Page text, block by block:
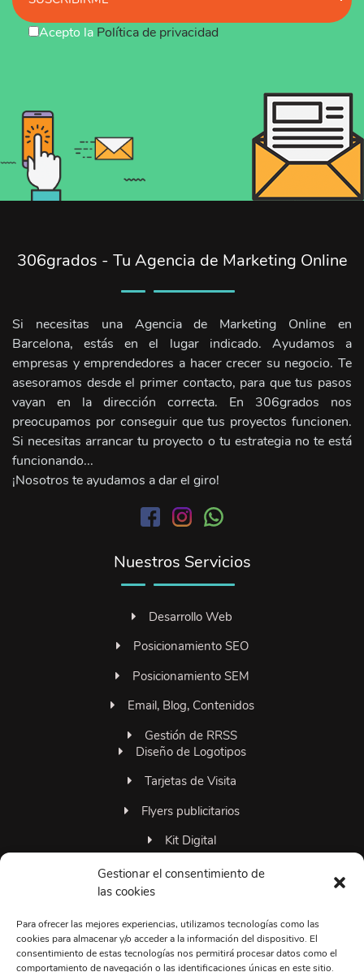
Gestionar el consentimiento de
las cookies
Para ofrecer las mejores experiencias, utilizamos tecnologías como las
cookies para almacenar y/o acceder a la información del dispositivo. El
consentimiento de estas tecnologías nos permitirá procesar datos como el
comportamiento de navegación o las identificaciones únicas en este sitio.
Acepto la Política de privacidad
306grados - Tu Agencia de Marketing Online
Si necesitas una Agencia de Marketing Online en
Barcelona, estás en el lugar indicado. Ayudamos a
empresas y emprendedores a hacer crecer su negocio. Te
asesoramos desde el primer contacto, para que tus pasos
vayan en la dirección correcta. En 306grados nos
preocupamos por conseguir que tus proyectos funcionen.
Si necesitas arrancar tu proyecto o tu estrategia no te está
funcionando...
¡Nosotros te ayudamos a dar el giro!
Nuestros Servicios
Desarrollo Web
Posicionamiento SEO
Posicionamiento SEM
Email, Blog, Contenidos
Gestión de RRSS
Diseño de Logotipos
Tarjetas de Visita
Flyers publicitarios
Kit Digital
Familia 306grados
+34663374495
Lun-Vie 09:00 a 20:00